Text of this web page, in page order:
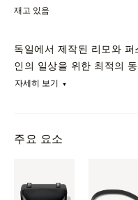
재고 있음
독일에서 제작된 리모와
인의 일상을 위한 최적의
자세히 보기
주요 요소